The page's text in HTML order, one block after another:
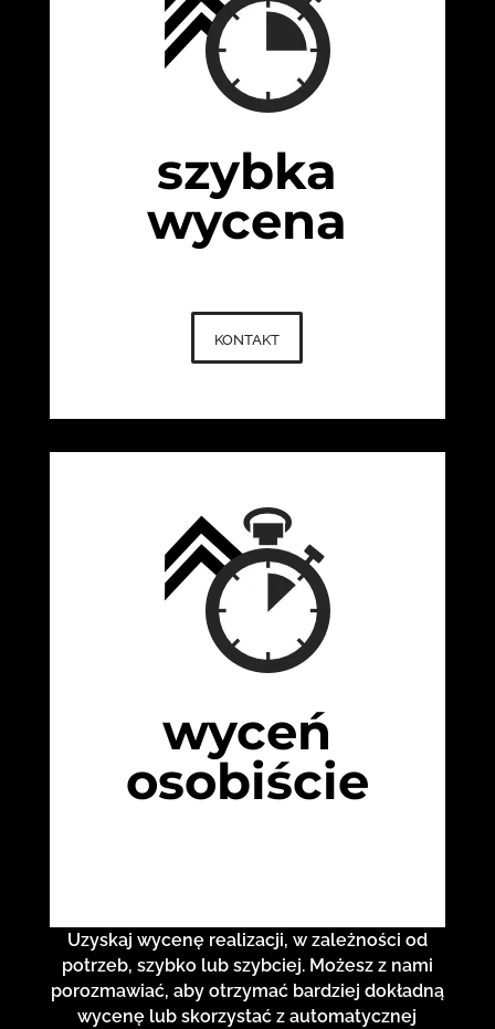
szybka
wycena
kontakt
wyceń
osobiście
Uzyskaj wycenę realizacji, w zależności od
potrzeb, szybko lub szybciej. Możesz z nami
porozmawiać, aby otrzymać bardziej dokładną
wycenę lub skorzystać z automatycznej